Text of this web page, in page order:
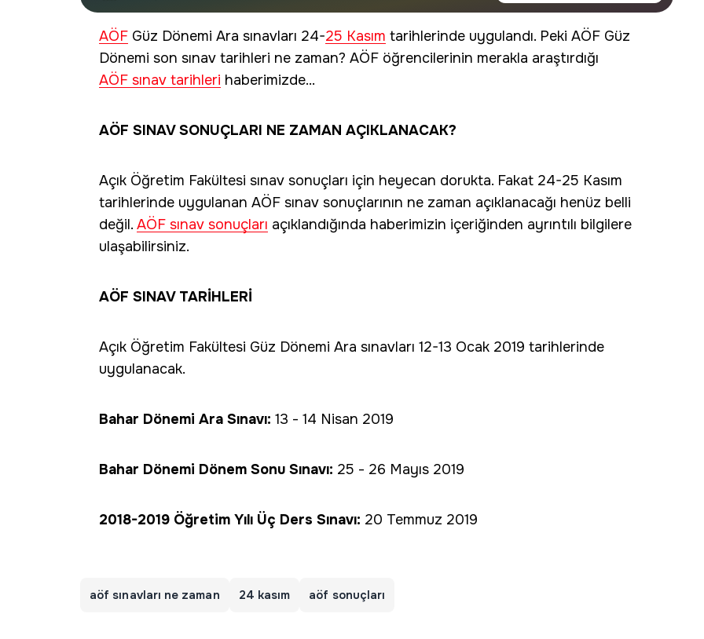
AÖF Güz Dönemi Ara sınavları 24-25 Kasım tarihlerinde uygulandı. Peki AÖF Güz
Dönemi son sınav tarihleri ne zaman? AÖF öğrencilerinin merakla araştırdığı
AÖF sınav tarihleri haberimizde...
AÖF SINAV SONUÇLARI NE ZAMAN AÇIKLANACAK?
Açık Öğretim Fakültesi sınav sonuçları için heyecan dorukta. Fakat 24-25 Kasım
tarihlerinde uygulanan AÖF sınav sonuçlarının ne zaman açıklanacağı henüz belli
değil. AÖF sınav sonuçları açıklandığında haberimizin içeriğinden ayrıntılı bilgilere
ulaşabilirsiniz.
AÖF SINAV TARİHLERİ
Açık Öğretim Fakültesi Güz Dönemi Ara sınavları 12-13 Ocak 2019 tarihlerinde
uygulanacak.
Bahar Dönemi Ara Sınavı: 13 - 14 Nisan 2019
Bahar Dönemi Dönem Sonu Sınavı: 25 - 26 Mayıs 2019
2018-2019 Öğretim Yılı Üç Ders Sınavı: 20 Temmuz 2019
aöf sınavları ne zaman 24 kasım aöf sonuçları